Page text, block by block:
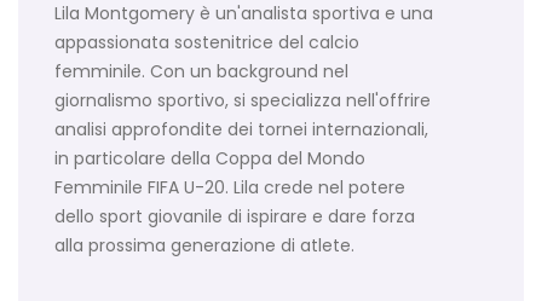
Lila Montgomery è un'analista sportiva e una
appassionata sostenitrice del calcio
femminile. Con un background nel
giornalismo sportivo, si specializza nell'offrire
analisi approfondite dei tornei internazionali,
in particolare della Coppa del Mondo
Femminile FIFA U-20. Lila crede nel potere
dello sport giovanile di ispirare e dare forza
alla prossima generazione di atlete.